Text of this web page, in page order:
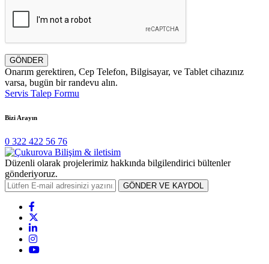
GÖNDER
Onarım gerektiren, Cep Telefon, Bilgisayar, ve Tablet cihazınız
varsa, bugün bir randevu alın.
Servis Talep Formu
Bizi Arayın
0 322 422 56 76
Düzenli olarak projelerimiz hakkında bilgilendirici bültenler
gönderiyoruz.
GÖNDER VE KAYDOL